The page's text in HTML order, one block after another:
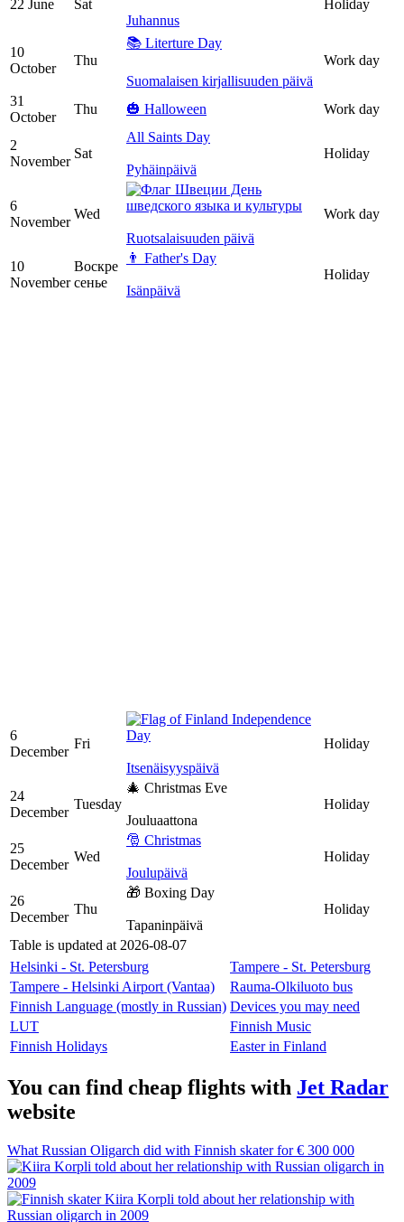
22 June
Sat
Juhannus
Holiday
10
October
Thu
📚 Literture Day
Suomalaisen kirjallisuuden päivä
Work day
31
October
Thu 🎃 Halloween Work day
2
November
Sat
All Saints Day
Pyhäinpäivä
Holiday
6
November
Wed
День
шведского языка и культуры
Ruotsalaisuuden päivä
Work day
10
November
Воскре
сенье
👨 Father's Day
Isänpäivä
Holiday
6
December
Fri
Independence
Day
Itsenäisyyspäivä
Holiday
24
December
Tuesday
🎄 Christmas Eve
Jouluaattona
Holiday
25
December
Wed
🎅 Christmas
Joulupäivä
Holiday
26
December
Thu
🎁 Boxing Day
Tapaninpäivä
Holiday
Table is updated at 2026-08-07
Helsinki - St. Petersburg
Tampere - St. Petersburg
Tampere - Helsinki Airport (Vantaa)
Rauma-Olkiluoto bus
Finnish Language (mostly in Russian) Devices you may need
LUT
Finnish Music
Finnish Holidays
Easter in Finland
You can find cheap flights with Jet Radar
website
What Russian Oligarch did with Finnish skater for € 300 000